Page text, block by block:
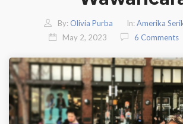
By: Olivia Purba In: Amerika
May 2, 2023
6 Comments